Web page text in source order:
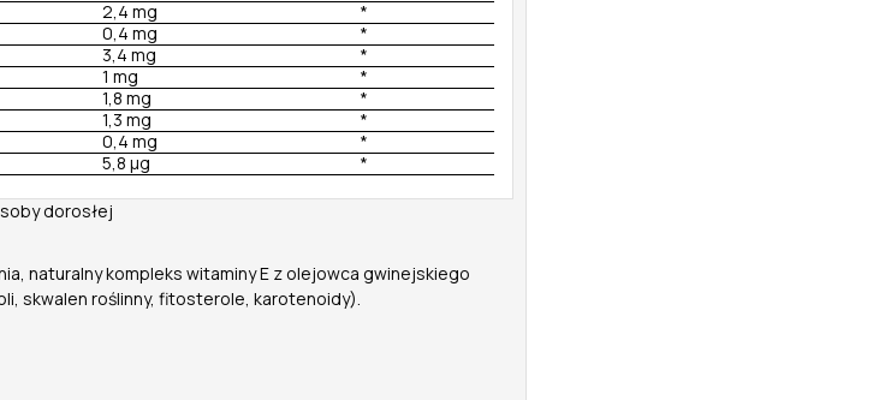
2,4 mg
*
0,4 mg
*
3,4 mg
*
1 mg
*
1,8 mg
*
1,3 mg
*
0,4 mg
*
5,8 µg *
dorosłej
naturalny kompleks witaminy E z olejowca gwinejskiego
skwalen roślinny, fitosterole, karotenoidy).